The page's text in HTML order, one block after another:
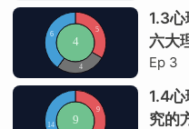
1.3
六大
点
Ep 3
1.4
究的